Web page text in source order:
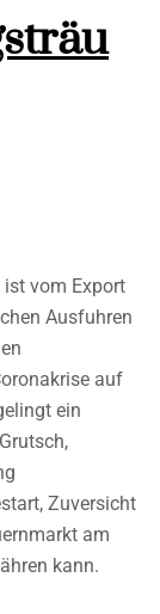
ist vom Export
Ausfuhren
auf
ein
Zuversicht
am
kann.